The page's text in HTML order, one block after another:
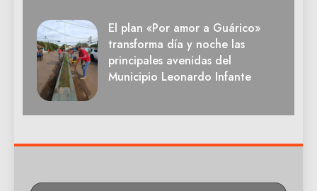
El plan «Por amor a Guárico»
transforma día y noche las
principales avenidas del
Municipio Leonardo Infante